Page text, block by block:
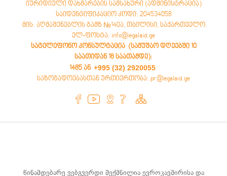
იურიდიული დახმარების სამსახური (ადმინისტრაცია)
საიდენტიფიკაციო კოდი: 204534058
მის: აღმაშენებლის გამზ №140ა, თბილისი, საქართველო
ელ-ფოსტა: info@legalaid.ge
სატელეფონო კონსულტაცია (სამუშაო დღეებში 10
საათიდან 18 საათამდე):
1485 ან +995 (32) 2920055
საზოგადოებასთან ურთიერთობა: pr@legalaid.ge
წინამდებარე ვებგვერდი შექმნილია ევროკავშირისა და